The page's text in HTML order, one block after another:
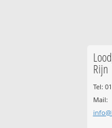
Rijn
Tel:
Mail: